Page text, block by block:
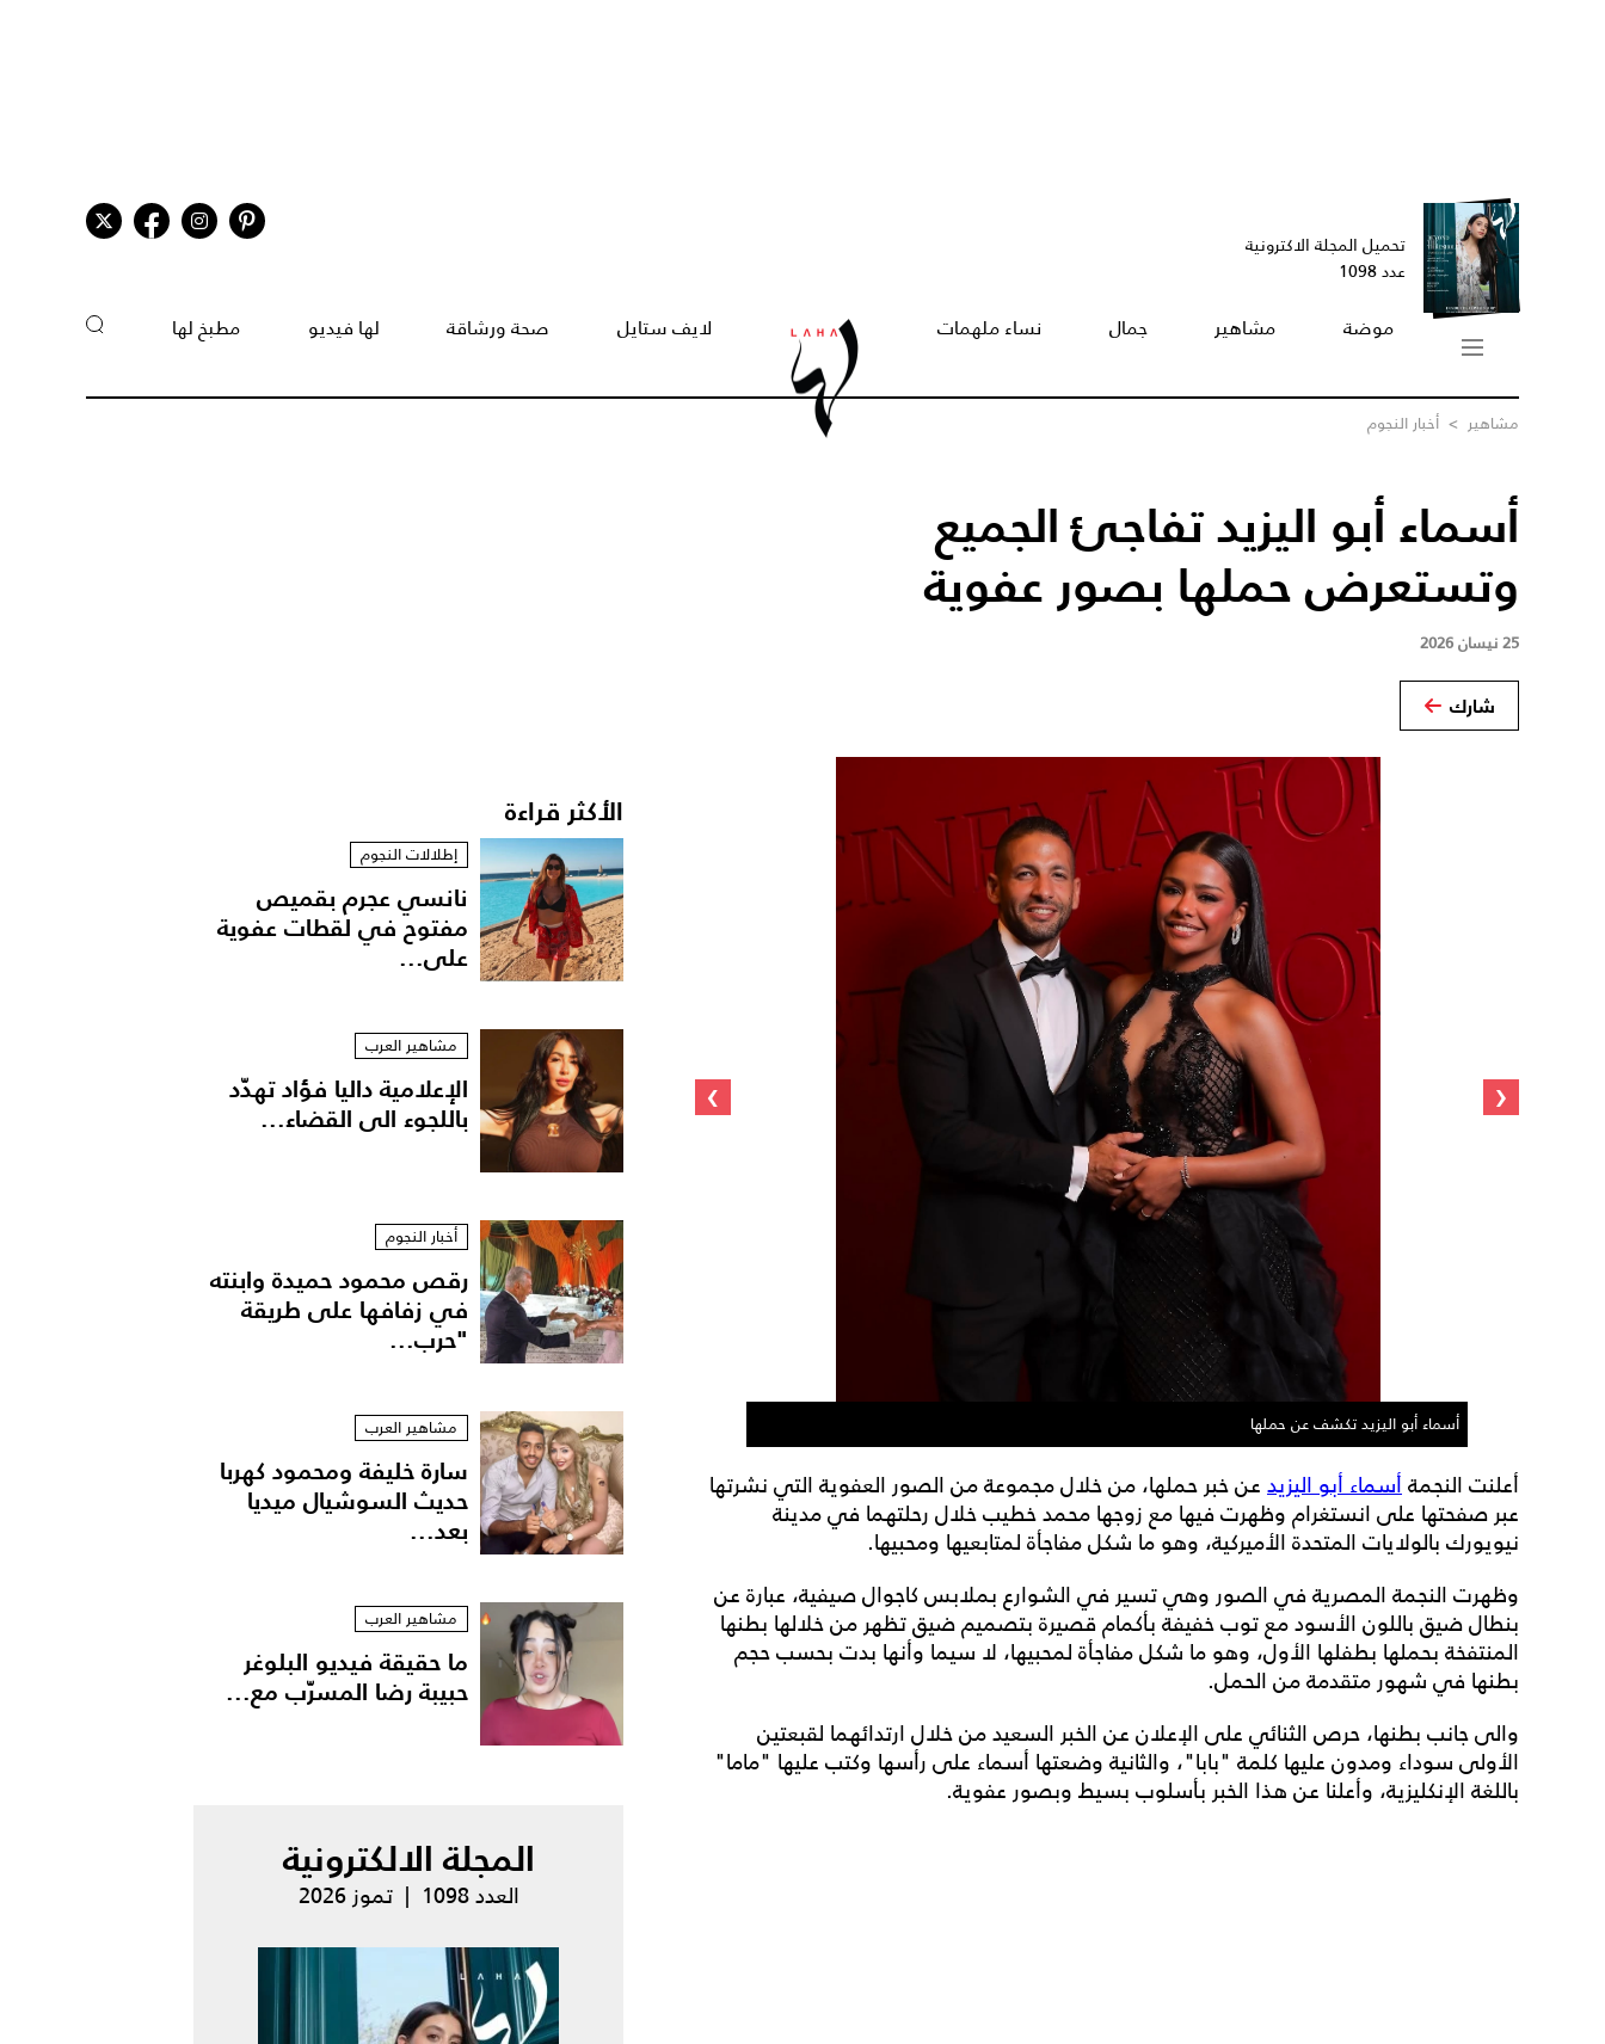
تحميل المجلة الاكترونية
عدد 1098
موضة مشاهير جمال نساء ملهمات لايف ستايل صحة ورشاقة لها فيديو مطبخ لها
مشاهير > أخبار النجوم
أسماء أبو اليزيد تفاجئ الجميع
وتستعرض حملها بصور عفوية
25 نيسان 2026
شارك
أسماء أبو اليزيد تكشف عن حملها النجمة المصرية أسماء أبو اليزيد
‹
›
أعلنت النجمة أسماء أبو اليزيد عن خبر حملها، من خلال مجموعة من الصور العفوية التي نشرتها
عبر صفحتها على انستغرام وظهرت فيها مع زوجها محمد خطيب خلال رحلتهما في مدينة
نيويورك بالولايات المتحدة الأميركية، وهو ما شكل مفاجأة لمتابعيها ومحبيها.
وظهرت النجمة المصرية في الصور وهي تسير في الشوارع بملابس كاجوال صيفية، عبارة عن
بنطال ضيق باللون الأسود مع توب خفيفة بأكمام قصيرة بتصميم ضيق تظهر من خلالها بطنها
المنتفخة بحملها بطفلها الأول، وهو ما شكل مفاجأة لمحبيها، لا سيما وأنها بدت بحسب حجم
بطنها في شهور متقدمة من الحمل.
والى جانب بطنها، حرص الثنائي على الإعلان عن الخبر السعيد من خلال ارتدائهما لقبعتين
الأولى سوداء ومدون عليها كلمة "بابا"، والثانية وضعتها أسماء على رأسها وكتب عليها "ماما"
باللغة الإنكليزية، وأعلنا عن هذا الخبر بأسلوب بسيط وبصور عفوية.
الأكثر قراءة
إطلالات النجوم
نانسي عجرم بقميص
مفتوح في لقطات عفوية
على...
مشاهير العرب
الإعلامية داليا فؤاد تهدّد
باللجوء الى القضاء...
أخبار النجوم
رقص محمود حميدة وابنته
في زفافها على طريقة
"حرب...
مشاهير العرب
سارة خليفة ومحمود كهربا
حديث السوشيال ميديا
بعد...
مشاهير العرب
ما حقيقة فيديو البلوغر
حبيبة رضا المسرّب مع...
المجلة الالكترونية
العدد 1098 | تموز 2026